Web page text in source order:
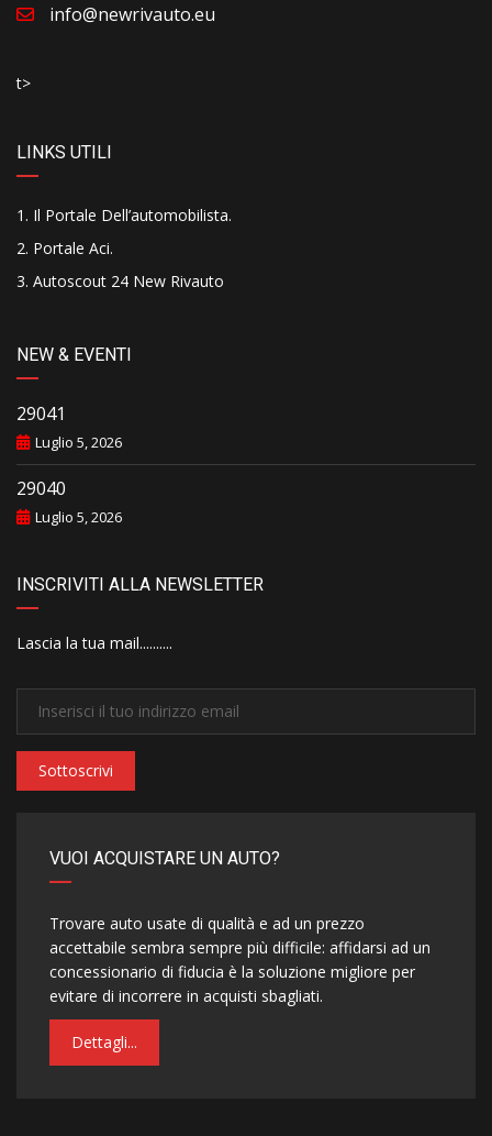
info@newrivauto.eu
t>
LINKS UTILI
Il Portale Dell’automobilista.
Portale Aci.
Autoscout 24 New Rivauto
NEW & EVENTI
29041
Luglio 5, 2026
29040
Luglio 5, 2026
INSCRIVITI ALLA NEWSLETTER
Lascia la tua mail..........
Sottoscrivi
VUOI ACQUISTARE UN AUTO?
Trovare auto usate di qualità e ad un prezzo
accettabile sembra sempre più difficile: affidarsi ad un
concessionario di fiducia è la soluzione migliore per
evitare di incorrere in acquisti sbagliati.
Dettagli...